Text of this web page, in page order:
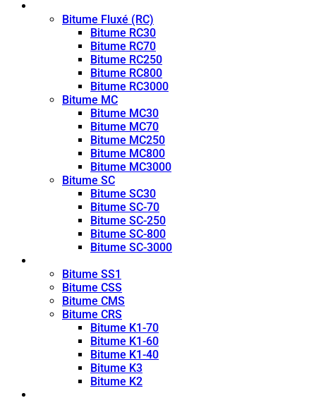
Bitume Fluxé (RC)
Bitume RC30
Bitume RC70
Bitume RC250
Bitume RC800
Bitume RC3000
Bitume MC
Bitume MC30
Bitume MC70
Bitume MC250
Bitume MC800
Bitume MC3000
Bitume SC
Bitume SC30
Bitume SC-70
Bitume SC-250
Bitume SC-800
Bitume SC-3000
Bitume SS1
Bitume CSS
Bitume CMS
Bitume CRS
Bitume K1-70
Bitume K1-60
Bitume K1-40
Bitume K3
Bitume K2